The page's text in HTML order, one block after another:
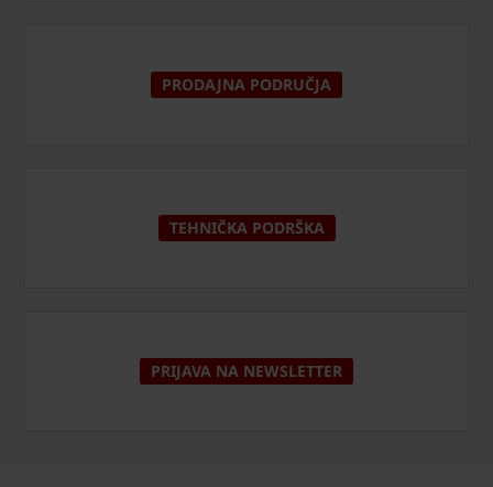
PRODAJNA PODRUČJA
TEHNIČKA PODRŠKA
PRIJAVA NA NEWSLETTER